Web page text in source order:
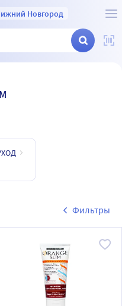
Новгород
Фильтры